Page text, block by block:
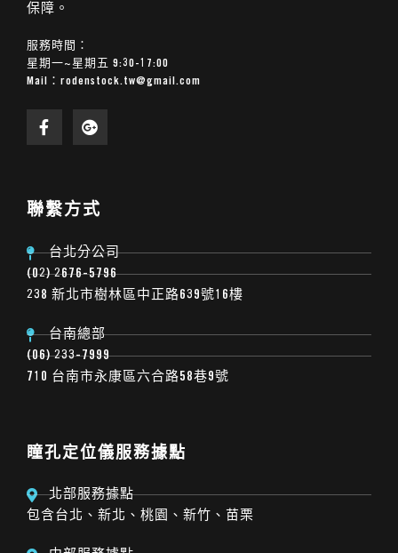
保障。
服務時間：
星期一~星期五 9:30-17:00
Mail： rodenstock.tw@gmail.com
聯繫方式
台北分公司
(02) 2676-5796
238 新北市樹林區中正路639號16樓
台南總部
(06) 233-7999
710 台南市永康區六合路58巷9號
瞳孔定位儀服務據點
北部服務據點
包含台北、新北、桃園、新竹、苗栗